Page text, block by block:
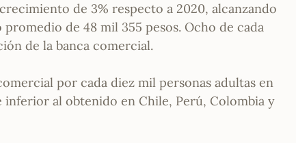
de 3% respecto a 2020, alcanzando
de 48 mil 355 pesos. Ocho de cada
de la banca comercial.
por cada diez mil personas adultas en
al obtenido en Chile, Perú, Colombia y